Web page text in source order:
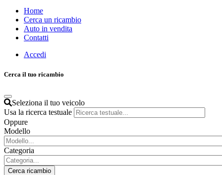
Home
Cerca un ricambio
Auto in vendita
Contatti
Accedi
Cerca il tuo ricambio
Seleziona il tuo veicolo
Usa la ricerca testuale
Oppure
Modello
Categoria